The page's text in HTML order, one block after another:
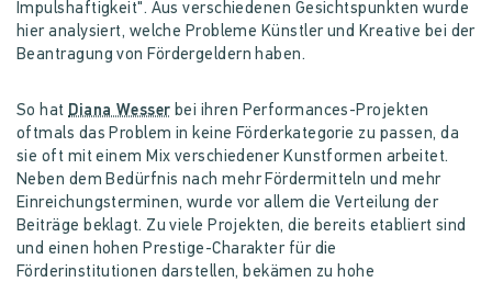
Impulshaftigkeit". Aus verschiedenen Gesichtspunkten wurde
hier analysiert, welche Probleme Künstler und Kreative bei der
Beantragung von Fördergeldern haben.
So hatDiana Wesser bei ihren Performances-Projekten
oftmals das Problem in keine Förderkategorie zu passen, da
sie oft mit einem Mix verschiedener Kunstformen arbeitet.
Neben dem Bedürfnis nach mehr Fördermitteln und mehr
Einreichungsterminen, wurde vor allem die Verteilung der
Beiträge beklagt. Zu viele Projekten, die bereits etabliert sind
und einen hohen Prestige-Charakter für die
Förderinstitutionen darstellen, bekämen zu hohe